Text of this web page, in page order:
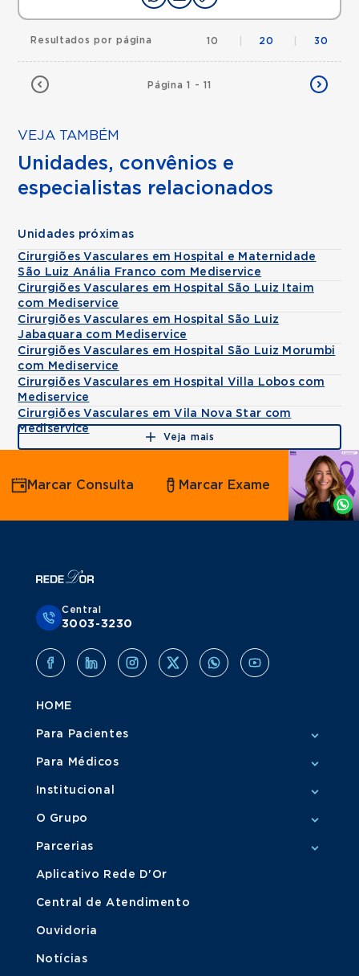
Página 1 - 11
Resultados por página 10 20 30
VEJA TAMBÉM
Unidades, convênios e
especialistas relacionados
Unidades próximas
Cirurgiões Vasculares em Hospital e Maternidade
São Luiz Anália Franco com Mediservice
Cirurgiões Vasculares em Hospital São Luiz Itaim
com Mediservice
Cirurgiões Vasculares em Hospital São Luiz
Jabaquara com Mediservice
Cirurgiões Vasculares em Hospital São Luiz Morumbi
com Mediservice
Cirurgiões Vasculares em Hospital Villa Lobos com
Mediservice
Cirurgiões Vasculares em Vila Nova Star com
Mediservice
Veja mais
Agende
por
Whatsapp
Marcar Consulta Marcar Exame
Central
3003-3230
HOME
Para Pacientes
Para Médicos
Institucional
O Grupo
Parcerias
Aplicativo Rede D'Or
Central de Atendimento
Ouvidoria
Notícias